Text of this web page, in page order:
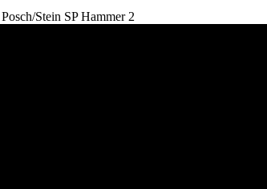
Stein SP Hammer 2